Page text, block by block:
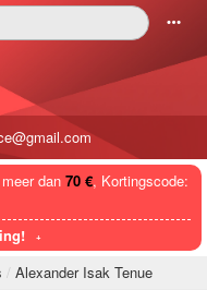
󰄒
dan 70 €, Kortingscode:
Alexander Isak Tenue